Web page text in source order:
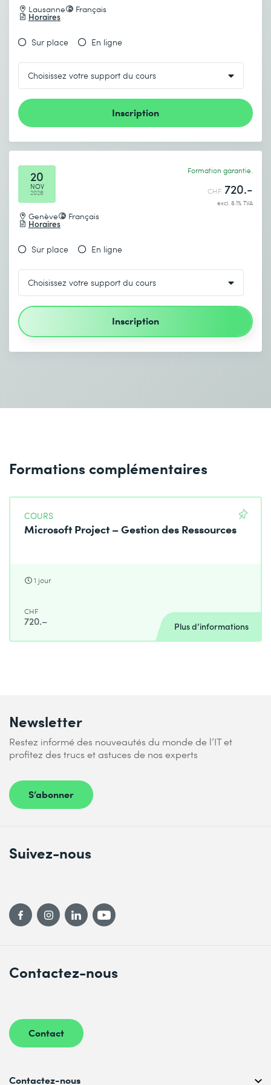
Envoyer
* Champs obligatoires
Lausanne Français
Horaires
Sur place En ligne
Inscription
20
NOV
2026
Genève Français
Horaires
Formation garantie.
CHF 720.-
excl. 8.1% TVA
Sur place En ligne
Inscription
Formations complémentaires
COURS
Microsoft Project – Gestion des Ressources
1 jour
CHF
720.– Plus d’informations
Newsletter
Restez informé des nouveautés du monde de l’IT et
profitez des trucs et astuces de nos experts
S’abonner
Contactez-nous
Contact
Suivez-nous
Contactez-nous